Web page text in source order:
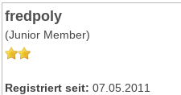
fredpoly
(Junior Member)
Registriert seit: 07.05.2011